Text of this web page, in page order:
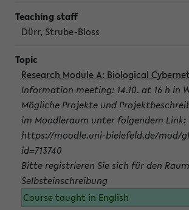
Dürr, Strube-Bloss
Research Module A: Biological
Information meeting: 14.10. at 16 h in
Mögliche Projekte und
im Moodleraum unter folgendem Link:
https://moodle.uni-bielefeld.de/mod/
id=713740
Bitte registrieren Sie sich für den
Selbsteinschreibung
Course taught in English